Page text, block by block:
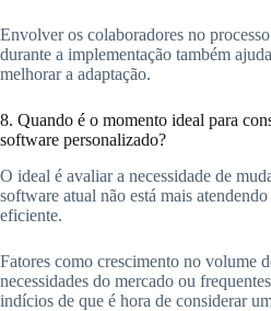
Envolver os colaboradores no
durante a implementação também
melhorar a adaptação.
8. Quando é o momento ideal para
software personalizado?
O ideal é avaliar a necessidade de
software atual não está mais
eficiente.
Fatores como crescimento no volume
necessidades do mercado ou
indícios de que é hora de considerar